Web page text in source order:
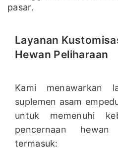
pasar.
Layanan
Hewan Peliharaan
Kami menawarkan
suplemen asam
untuk memenuhi
pencernaan
termasuk: